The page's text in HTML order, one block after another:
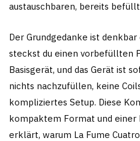
austauschbaren, bereits
Der Grundgedanke ist
steckst du einen vorbefüllten
Basisgerät, und das Gerät ist
nichts nachzufüllen, keine
kompliziertes Setup. Diese
kompaktem Format und
erklärt, warum La Fume